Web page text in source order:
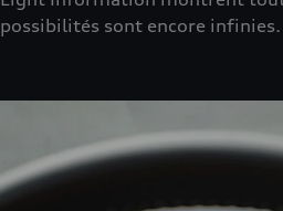
possibilités sont encore infinies.